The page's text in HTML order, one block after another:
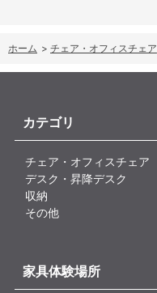
ホーム > チェア・オフィスチェア
カテゴリ
チェア・オフィスチェア
デスク・昇降デスク
収納
その他
家具体験場所